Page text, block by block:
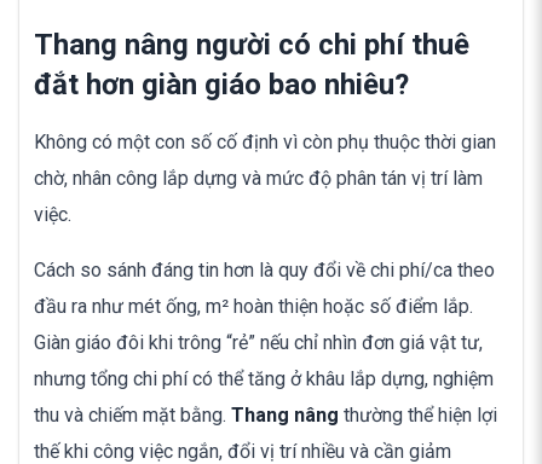
Thang nâng người có chi phí thuê
đắt hơn giàn giáo bao nhiêu?
Không có một con số cố định vì còn phụ thuộc thời gian
chờ, nhân công lắp dựng và mức độ phân tán vị trí làm
việc.
Cách so sánh đáng tin hơn là quy đổi về chi phí/ca theo
đầu ra như mét ống, m² hoàn thiện hoặc số điểm lắp.
Giàn giáo đôi khi trông “rẻ” nếu chỉ nhìn đơn giá vật tư,
nhưng tổng chi phí có thể tăng ở khâu lắp dựng, nghiệm
thu và chiếm mặt bằng. Thang nâng thường thể hiện lợi
thế khi công việc ngắn, đổi vị trí nhiều và cần giảm